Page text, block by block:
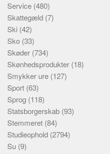
Service (480)
Skattegæld (7)
Ski (42)
Sko (33)
Skøder (734)
Skønhedsprodukter (18)
Smykker ure (127)
Sport (63)
Sprog (118)
Statsborgerskab (93)
Stemmeret (84)
Studieophold (2794)
Su (9)